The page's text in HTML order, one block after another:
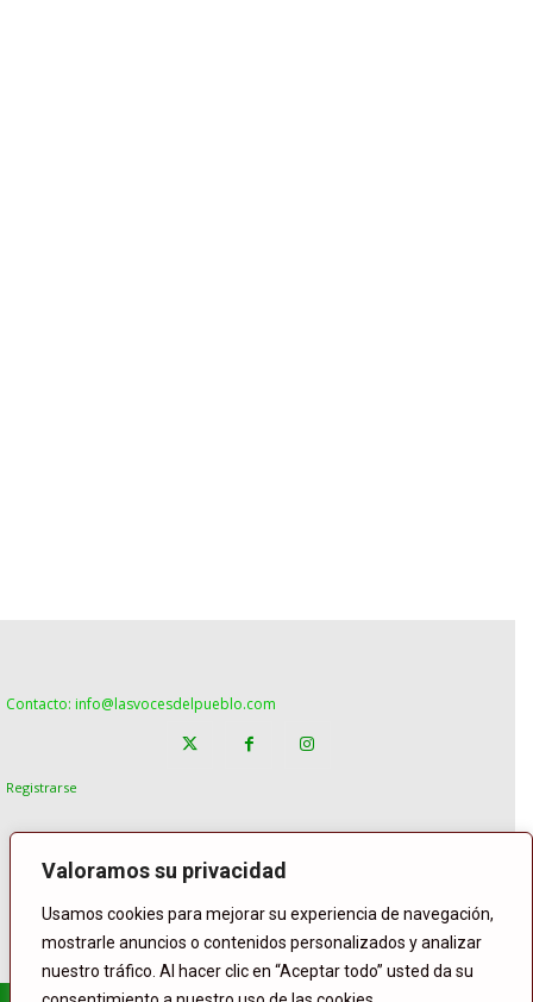
Valoramos su privacidad
Usamos cookies para mejorar su experiencia de navegación,
mostrarle anuncios o contenidos personalizados y analizar
nuestro tráfico. Al hacer clic en “Aceptar todo” usted da su
Contacto: info@lasvocesdelpueblo.com
Registrarse